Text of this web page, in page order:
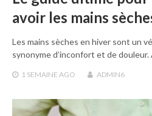
avoir les mains
Les mains sèches en hiver sont un
synonyme d’inconfort et de
1 SEMAINE AGO ADMIN6